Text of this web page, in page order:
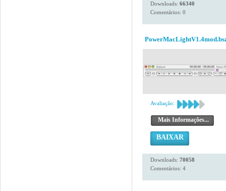
Downloads: 66340
Comentários: 0
Avaliação:
Mais Informações...
BAIXAR
Downloads: 70058
Comentários: 4